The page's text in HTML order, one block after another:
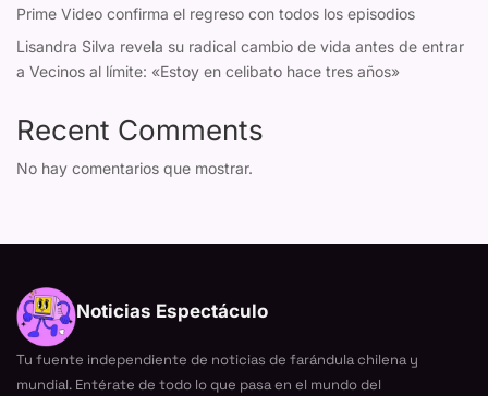
Prime Video confirma el regreso con todos los episodios
Lisandra Silva revela su radical cambio de vida antes de entrar
a Vecinos al límite: «Estoy en celibato hace tres años»
Recent Comments
No hay comentarios que mostrar.
Noticias Espectáculo
Tu fuente independiente de noticias de farándula chilena y
mundial. Entérate de todo lo que pasa en el mundo del